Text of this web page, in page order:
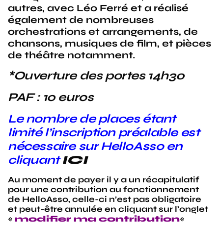
autres, avec Léo Ferré et a réalisé
également de nombreuses
orchestrations et arrangements, de
chansons, musiques de film, et pièces
de théâtre notamment.
*Ouverture des portes 14h30
PAF : 10 euros
Le nombre de places étant
limité l’inscription préalable est
nécessaire sur HelloAsso en
cliquantICI
Au moment de payer il y a un récapitulatif
pour une contribution au fonctionnement
de HelloAsso, celle-ci n’est pas obligatoire
et peut-être annulée en cliquant sur l’onglet
« modifier ma contribution«